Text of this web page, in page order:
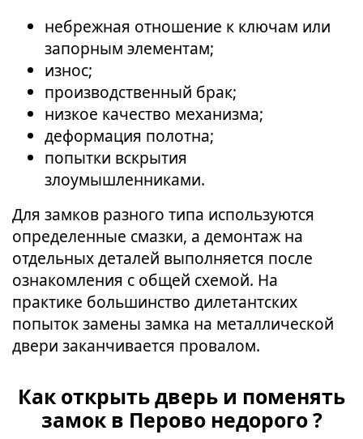
небрежная отношение к ключам или
запорным элементам;
износ;
производственный брак;
низкое качество механизма;
деформация полотна;
попытки вскрытия
злоумышленниками.
Для замков разного типа используются
определенные смазки, а демонтаж на
отдельных деталей выполняется после
ознакомления с общей схемой. На
практике большинство дилетантских
попыток замены замка на металлической
двери заканчивается провалом.
Как открыть дверь и поменять
замок в Перово недорого ?